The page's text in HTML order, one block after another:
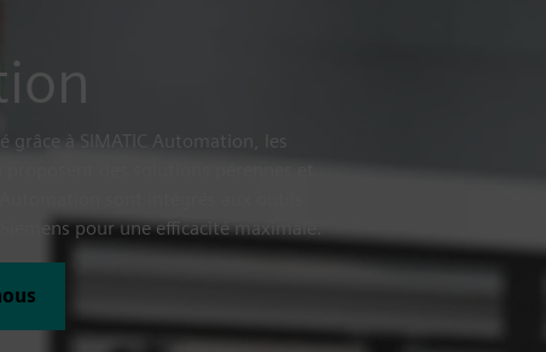
grâce à SIMATIC Automation, les
des solutions pérennes et
sont intégrés aux outils
pour une efficacité maximale.